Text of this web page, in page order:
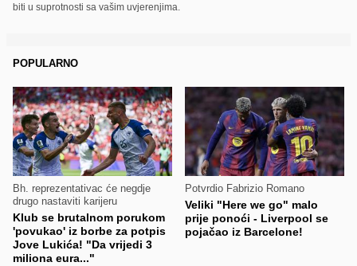
biti u suprotnosti sa vašim uvjerenjima.
POPULARNO
Bh. reprezentativac će negdje
drugo nastaviti karijeru
Klub se brutalnom porukom
'povukao' iz borbe za potpis
Jove Lukića! "Da vrijedi 3
miliona eura..."
Potvrdio Fabrizio Romano
Veliki "Here we go" malo
prije ponoći - Liverpool se
pojačao iz Barcelone!